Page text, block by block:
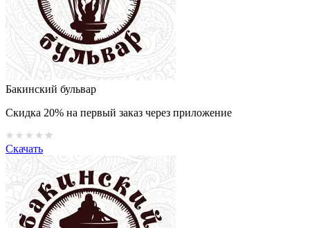
Бакинский бульвар
Скидка 20% на первый заказ через приложение
Скачать